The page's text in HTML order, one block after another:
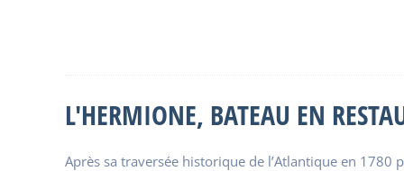
L'HERMIONE, BATEAU EN
Après sa traversée historique de l’Atlantique en